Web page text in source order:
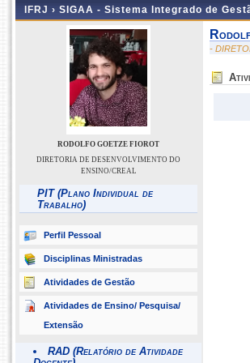
IFRJ › SIGAA - Sistema Integrado de
RODOLFO GOETZE FIOROT
DIRETORIA DE DESENVOLVIMENTO DO
ENSINO/CREAL
PIT (Plano Individual de
Trabalho)
Perfil Pessoal
Disciplinas Ministradas
Atividades de Gestão
Atividades de Ensino/ Pesquisa/
Extensão
RAD (Relatório de Atividade
-